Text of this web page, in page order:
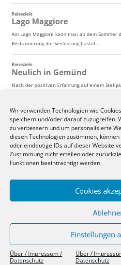
Wir verwenden Technologien wie
speichern und/oder darauf zuzugreifen.
zu verbessern und um personalisierte
diesen Technologien zustimmen,
oder eindeutige IDs auf dieser Website
Zustimmung nicht erteilen oder
Funktionen beeinträchtigt werden.
Cookies
Einstellungen
Über / Impressum /
Datenschutz
Über /
Datenschutz
Über / Impressum / Datenschutz